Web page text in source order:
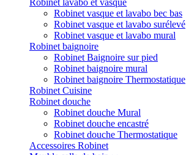
Robinet lavabo et vasque
Robinet vasque et lavabo bec bas
Robinet vasque et lavabo surélevé
Robinet vasque et lavabo mural
Robinet baignoire
Robinet Baignoire sur pied
Robinet baignoire mural
Robinet baignoire Thermostatique
Robinet Cuisine
Robinet douche
Robinet douche Mural
Robinet douche encastré
Robinet douche Thermostatique
Accessoires Robinet